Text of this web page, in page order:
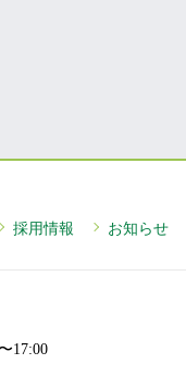
採用情報 お知らせ
17:00